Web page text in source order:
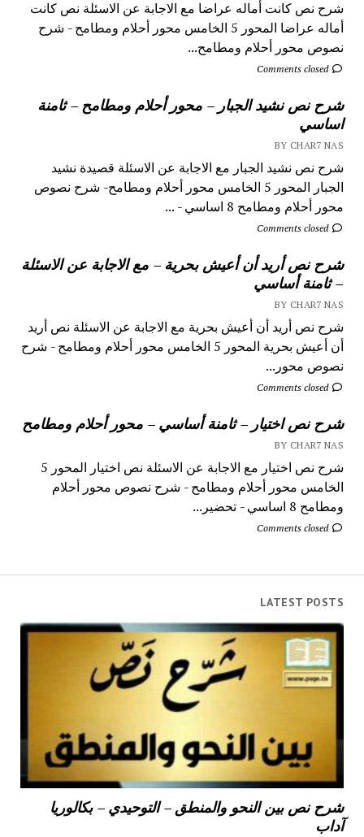
شرح نص كانت أماله عراضا مع الاجابة عن الاسئلة نص كانت
أماله عراضا المحور 5 الخامس محور أحلام ومطامح - شرح
نصوص محور أحلام ومطامح...
Comments closed
شرح نص نشيد الجبار – محور أحلام ومطامح – ثامنة
اساسي
BY CHAR7 NAS
شرح نص نشيد الجبار مع الاجابة عن الاسئلة قصيدة نشيد
الجبار المحور 5 الخامس محور أحلام ومطامح- شرح نصوص
محور أحلام ومطامح 8 اساسي - ...
Comments closed
شرح نص أريد أن أعيش بحرية – مع الاجابة عن الاسئلة
– ثامنة أساسي
BY CHAR7 NAS
شرح نص أريد أن أعيش بحرية مع الاجابة عن الاسئلة نص أريد
أن أعيش بحرية المحور 5 الخامس محور أحلام ومطامح - شرح
نصوص محور...
Comments closed
شرح نص اختيار – ثامنة أساسي – محور أحلام ومطامح
BY CHAR7 NAS
شرح نص اختيار مع الاجابة عن الاسئلة نص اختيار المحور 5
الخامس محور أحلام ومطامح - شرح نصوص محور أحلام
ومطامح 8 اساسي - تحضير...
Comments closed
LATEST POSTS
شرح نص بين النحو والمنطق – التوحيدي – بكالوريا
آداب